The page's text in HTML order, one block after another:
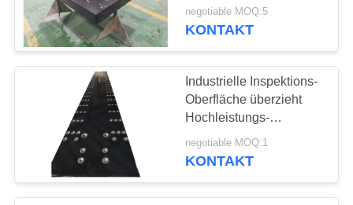
FORDERN
SIE EIN
ZITAT
SITEMAP
PRIVACY
POLICY
negotiable MOQ:5
KONTAKT
Industrielle Inspektions-
Oberfläche überzieht
Hochleistungs-
quadratisches Granit-
Flacheisen
negotiable MOQ:1
KONTAKT